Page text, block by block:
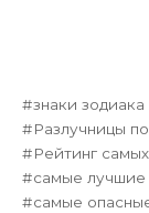
знаки зодиака
Разлучницы
Рейтинг
самые лучшие
самые